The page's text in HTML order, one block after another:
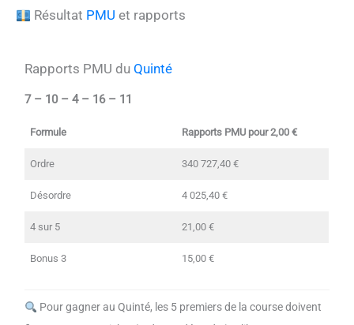
Résultat PMU et rapports
Rapports PMU du Quinté
7 – 10 – 4 – 16 – 11
Formule Rapports PMU pour 2,00 €
Ordre 340 727,40 €
Désordre 4 025,40 €
4 sur 5 21,00 €
Bonus 3 15,00 €
Pour gagner au Quinté, les 5 premiers de la course doivent